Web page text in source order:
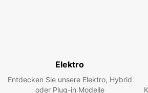
Europcar
Elektro
Entdecken Sie unsere Elektro, Hybrid
oder Plug-in Modelle